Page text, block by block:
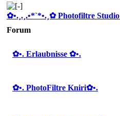
✿ •.¸.¸.•*`*•.¸✿ Photofiltre
Forum
✿ •. Erlaubnisse ✿ •.
✿ •. PhotoFiltre Kniri✿ •.